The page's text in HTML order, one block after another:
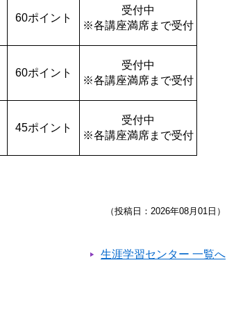
60ポイント
受付中
※各講座満席まで受付
60ポイント
受付中
※各講座満席まで受付
45ポイント
受付中
※各講座満席まで受付
（投稿日：2026年08月01日）
生涯学習センター 一覧へ